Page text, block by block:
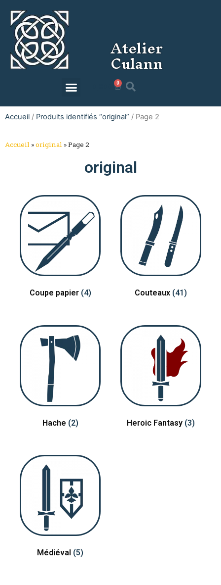
Atelier
Culann
0
Accueil / Produits identifiés “original” / Page 2
Accueil »original »Page 2
original
Coupe papier (4) Couteaux (41)
Hache (2) Heroic Fantasy (3)
Médiéval (5)